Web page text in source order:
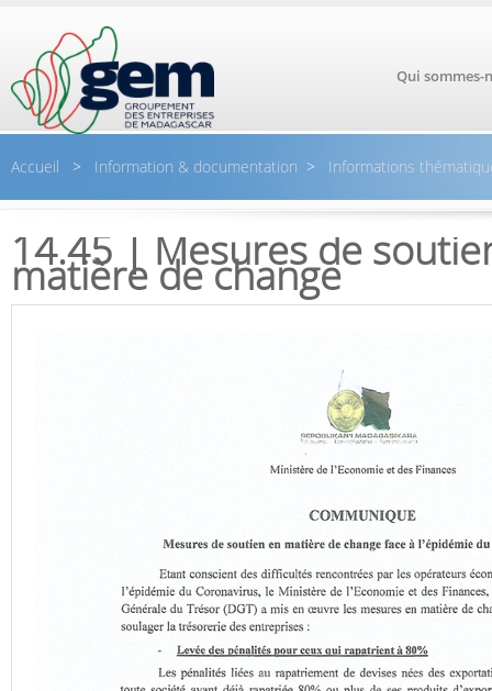
Qui sommes-
Accueil > Information & documentation > Informations
14.45 | Mesures de
matière de change